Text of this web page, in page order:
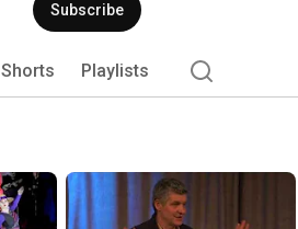
Subscribe
Shorts Playlists